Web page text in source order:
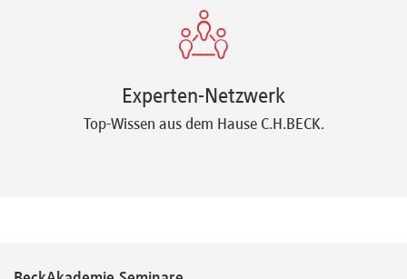
Experten-Netzwerk
Top-Wissen aus dem Hause C.H.BECK.